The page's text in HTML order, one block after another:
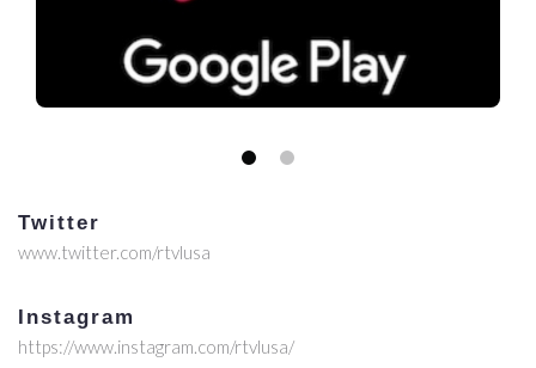
Twitter
www.twitter.com/rtvlusa
Instagram
https://www.instagram.com/rtvlusa/